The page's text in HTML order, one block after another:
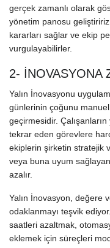
gerçek zamanlı olarak
yönetim panosu
kararları sağlar ve ekip
vurgulayabilirler.
2- İNOVASYONA
Yalın İnovasyonu
günlerinin çoğunu
geçirmesidir. Çalışanların
tekrar eden görevlere
ekiplerin şirketin stratejik
veya buna uyum
azalır.
Yalın İnovasyon, değere
odaklanmayı teşvik
saatleri azaltmak,
eklemek için süreçleri